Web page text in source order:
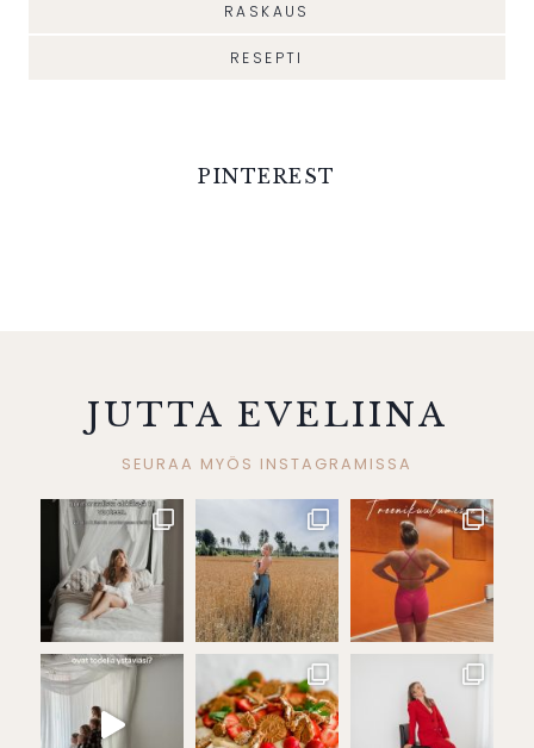
RASKAUS
RESEPTI
PINTEREST
JUTTA EVELIINA
SEURAA MYÖS INSTAGRAMISSA